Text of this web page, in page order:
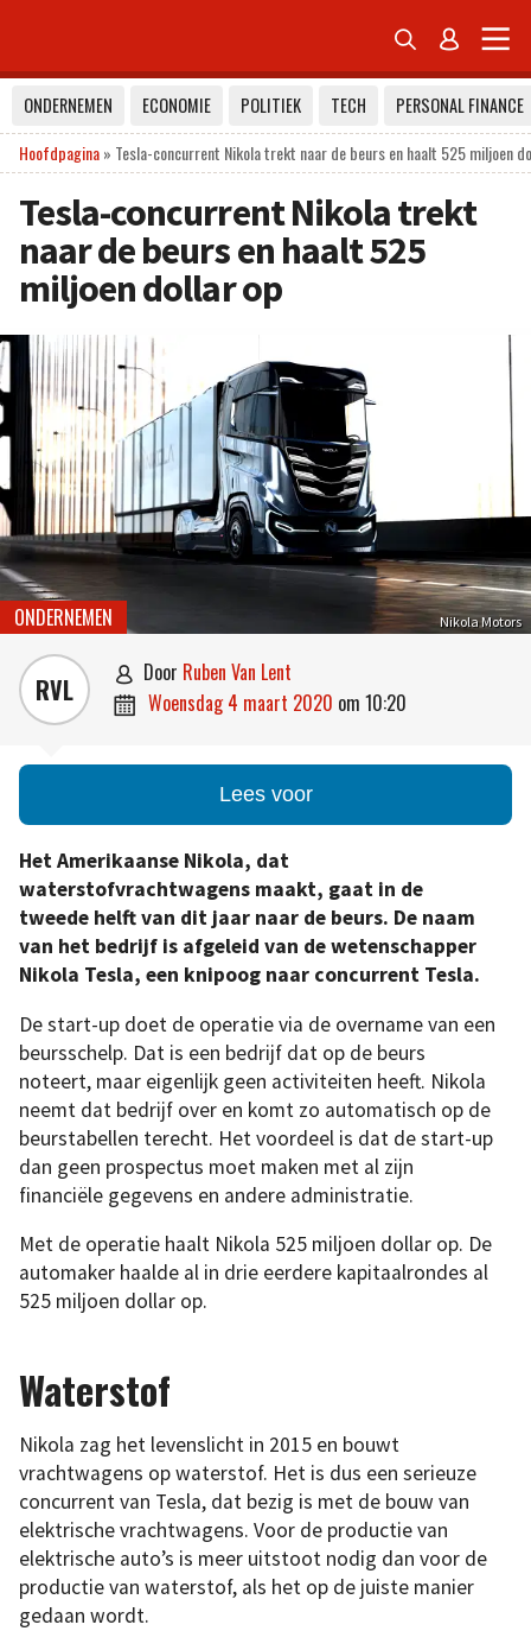
 
ONDERNEMEN ECONOMIE POLITIEK TECH
PERSONAL FINANCE
Hoofdpagina» Tesla-concurrent Nikola trekt naar de beurs en haalt 525 miljoen
Tesla-concurrent Nikola trekt
naar de beurs en haalt 525
miljoen dollar op
Nikola Motors
ONDERNEMEN
RVL  door Ruben Van Lent
 woensdag 4 maart 2020 om 10:20
Lees voor
Het Amerikaanse Nikola, dat
waterstofvrachtwagens maakt, gaat in de
tweede helft van dit jaar naar de beurs. De naam
van het bedrijf is afgeleid van de wetenschapper
Nikola Tesla, een knipoog naar concurrent Tesla.
De start-up doet de operatie via de overname van een
beursschelp. Dat is een bedrijf dat op de beurs
noteert, maar eigenlijk geen activiteiten heeft. Nikola
neemt dat bedrijf over en komt zo automatisch op de
beurstabellen terecht. Het voordeel is dat de start-up
dan geen prospectus moet maken met al zijn
financiële gegevens en andere administratie.
Met de operatie haalt Nikola 525 miljoen dollar op. De
automaker haalde al in drie eerdere kapitaalrondes al
525 miljoen dollar op.
Waterstof
Nikola zag het levenslicht in 2015 en bouwt
vrachtwagens op waterstof. Het is dus een serieuze
concurrent van Tesla, dat bezig is met de bouw van
elektrische vrachtwagens. Voor de productie van
elektrische auto’s is meer uitstoot nodig dan voor de
productie van waterstof, als het op de juiste manier
gedaan wordt.